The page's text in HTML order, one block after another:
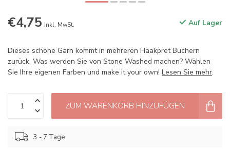
€4,75 Inkl. MwSt. Auf Lager
Dieses schöne Garn kommt in mehreren Haakpret Büchern
zurück. Was werden Sie von Stone Washed machen? Wählen
Sie Ihre eigenen Farben und make it your own! Lesen Sie mehr.
ZUM WARENKORB HINZUFÜGEN
3 - 7 Tage